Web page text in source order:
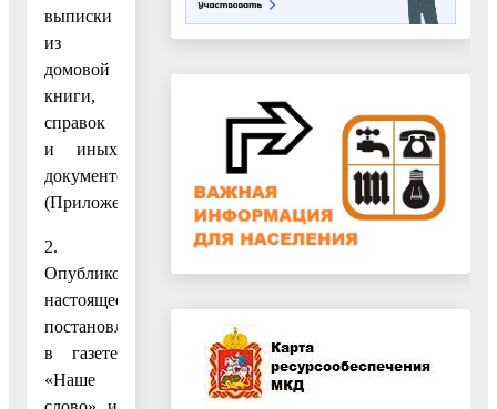
выписки
из
домовой
книги,
справок
и иных
документов».
(Приложение.)
2.
Опубликовать
настоящее
постановление
в газете
«Наше